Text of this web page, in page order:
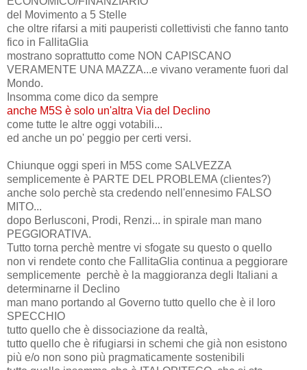
del Movimento a 5 Stelle
che oltre rifarsi a miti pauperisti collettivisti che fanno tanto
fico in FallitaGlia
mostrano soprattutto come NON CAPISCANO
VERAMENTE UNA MAZZA...e vivano veramente fuori dal
Mondo.
Insomma come dico da sempre
anche M5S è solo un'altra Via del Declino
come tutte le altre oggi votabili...
ed anche un po' peggio per certi versi.
Chiunque oggi speri in M5S come SALVEZZA
semplicemente è PARTE DEL PROBLEMA (clientes?)
anche solo perchè sta credendo nell'ennesimo FALSO
MITO...
dopo Berlusconi, Prodi, Renzi... in spirale man mano
PEGGIORATIVA.
Tutto torna perchè mentre vi sfogate su questo o quello
non vi rendete conto che FallitaGlia continua a peggiorare
semplicemente perchè è la maggioranza degli Italiani a
determinarne il Declino
man mano portando al Governo tutto quello che è il loro
SPECCHIO
tutto quello che è dissociazione da realtà,
tutto quello che è rifugiarsi in schemi che già non esistono
più e/o non sono più pragmaticamente sostenibili